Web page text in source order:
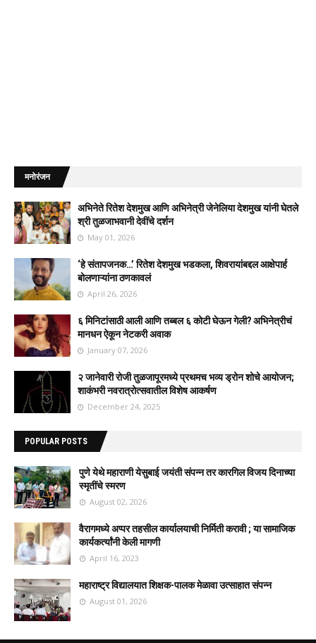
मनोरंजन
अभिनेते रितेश देशमुख आणि अभिनेत्री जेनेलिया देशमुख यांनी घेतले
श्री तुळजाभवानी देवींचे दर्शन
May 01, 2026
‘हे संतापजनक…’ रितेश देशमुख भडकला, शिवरायांबद्दल आक्षेपार्ह
बोलणाऱ्यांना ठणकावलं
April 26, 2026
६ मिनिटांसाठी आली आणि तब्बल ६ कोटी घेऊन गेली? अभिनेत्रीचं
मानधन ऐकून नेटकरी अवाक
January 07, 2026
२ जानेवारी रोजी तुळजापूरमध्ये प्रथमच भव्य ड्रोन शोचे आयोजन;
शाकंभरी नवरात्रोत्सवातील विशेष आकर्षण
December 24, 2025
POPULAR POSTS
पुणे येथे महाराणी येसुबाई जयंती संपन्न तर कारगिल विजय दिनाच्या
स्मृतींचे स्मरण
August 02, 2026
वैरागमध्ये अप्पर तहसील कार्यालयाची निर्मिती करावी ; या सामाजिक
कार्यकर्त्यांनी केली मागणी
April 16, 2023
महाराष्ट्र विद्यालयात शिक्षक-पालक मेळावा उत्साहात संपन्न
August 01, 2026